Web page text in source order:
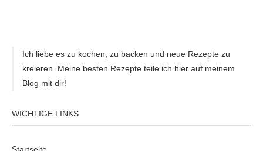
Ich liebe es zu kochen, zu backen und neue Rezepte zu
kreieren. Meine besten Rezepte teile ich hier auf meinem
Blog mit dir!
WICHTIGE LINKS
Startseite